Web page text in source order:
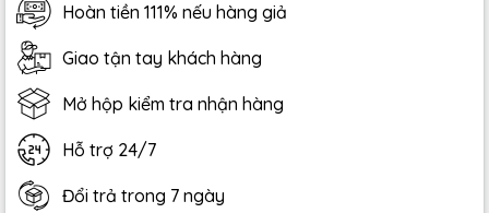
Hoàn tiền 111% nếu hàng giả
Giao tận tay khách hàng
Mở hộp kiểm tra nhận hàng
Hỗ trợ 24/7
Đổi trả trong 7 ngày